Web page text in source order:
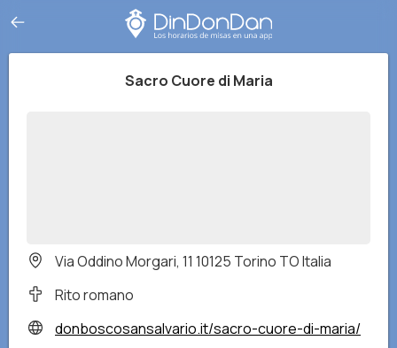
Sacro Cuore di Maria
Via Oddino Morgari, 11 10125 Torino TO Italia
Rito romano
donboscosansalvario.it/sacro-cuore-di-maria/